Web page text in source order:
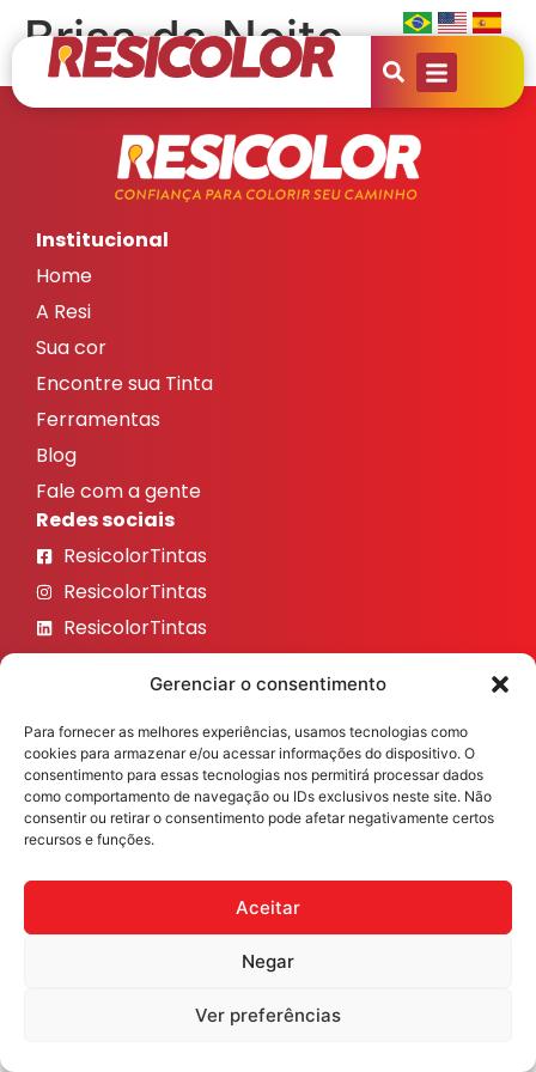
Gerenciar o consentimento
Para fornecer as melhores experiências, usamos tecnologias como
cookies para armazenar e/ou acessar informações do dispositivo. O
consentimento para essas tecnologias nos permitirá processar dados
como comportamento de navegação ou IDs exclusivos neste site. Não
consentir ou retirar o consentimento pode afetar negativamente certos
recursos e funções.
Aceitar
Negar
Ver preferências
Brisa da Noite
Institucional
Home
A Resi
Sua cor
Encontre sua Tinta
Ferramentas
Blog
Fale com a gente
Redes sociais
ResicolorTintas
ResicolorTintas
ResicolorTintas
ResicolorTintas
ResicolorTintas
Veja nosso Instagram
Desenvolvido porFast Digital 360